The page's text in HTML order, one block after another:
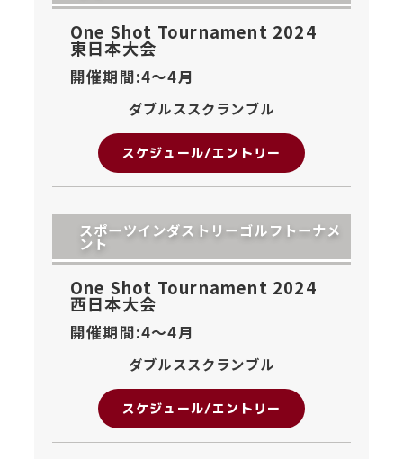
One Shot Tournament 2024
東日本大会
開催期間:4〜4月
ダブルススクランブル
スケジュール/エントリー
スポーツインダストリーゴルフトーナメ
ント
One Shot Tournament 2024
西日本大会
開催期間:4〜4月
ダブルススクランブル
スケジュール/エントリー